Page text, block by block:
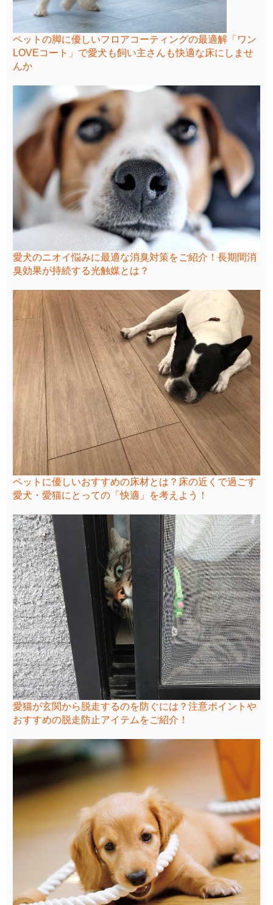
ペットの脚に優しいフロアコーティングの最適解「ワン
LOVEコート」で愛犬も飼い主さんも快適な床にしませ
んか
愛犬のニオイ悩みに最適な消臭対策をご紹介！長期間消
臭効果が持続する光触媒とは？
ペットに優しいおすすめの床材とは？床の近くで過ごす
愛犬・愛猫にとっての「快適」を考えよう！
愛猫が玄関から脱走するのを防ぐには？注意ポイントや
おすすめの脱走防止アイテムをご紹介！